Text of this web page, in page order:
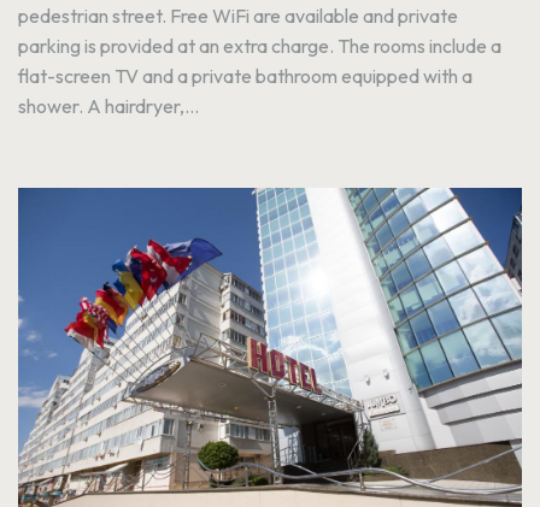
pedestrian street. Free WiFi are available and private
parking is provided at an extra charge. The rooms include a
flat-screen TV and a private bathroom equipped with a
shower. A hairdryer,...